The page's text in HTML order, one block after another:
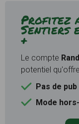
Profitez
Sentiers
+
Le compte
potentiel
Pas de pub
Mode